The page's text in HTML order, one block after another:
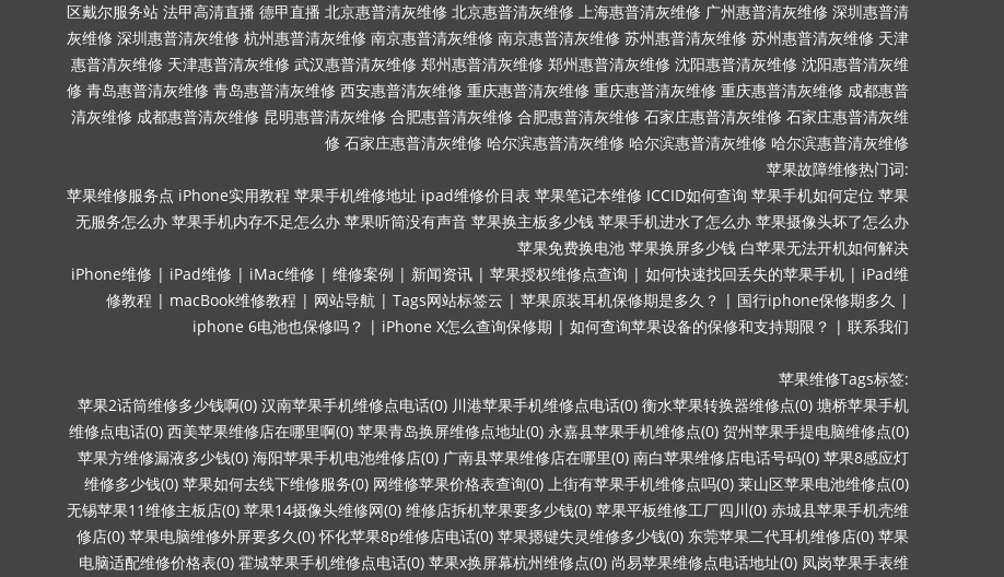
区戴尔服务站 法甲高清直播 德甲直播 北京惠普清灰维修 北京惠普清灰维修 上海惠普清灰维修 广州惠普清灰维修 深圳惠普清
灰维修 深圳惠普清灰维修 杭州惠普清灰维修 南京惠普清灰维修 南京惠普清灰维修 苏州惠普清灰维修 苏州惠普清灰维修 天津
惠普清灰维修 天津惠普清灰维修 武汉惠普清灰维修 郑州惠普清灰维修 郑州惠普清灰维修 沈阳惠普清灰维修 沈阳惠普清灰维
修 青岛惠普清灰维修 青岛惠普清灰维修 西安惠普清灰维修 重庆惠普清灰维修 重庆惠普清灰维修 重庆惠普清灰维修 成都惠普
清灰维修 成都惠普清灰维修 昆明惠普清灰维修 合肥惠普清灰维修 合肥惠普清灰维修 石家庄惠普清灰维修 石家庄惠普清灰维
修 石家庄惠普清灰维修 哈尔滨惠普清灰维修 哈尔滨惠普清灰维修 哈尔滨惠普清灰维修
苹果故障维修热门词:
苹果维修服务点 iPhone实用教程 苹果手机维修地址 ipad维修价目表 苹果笔记本维修 ICCID如何查询 苹果手机如何定位 苹果
无服务怎么办 苹果手机内存不足怎么办 苹果听筒没有声音 苹果换主板多少钱 苹果手机进水了怎么办 苹果摄像头坏了怎么办
苹果免费换电池 苹果换屏多少钱 白苹果无法开机如何解决
iPhone维修 | iPad维修 | iMac维修 | 维修案例 | 新闻资讯 | 苹果授权维修点查询 | 如何快速找回丢失的苹果手机 | iPad维
修教程 | macBook维修教程 | 网站导航 | Tags网站标签云 | 苹果原装耳机保修期是多久？ | 国行iphone保修期多久 |
iphone 6电池也保修吗？ | iPhone X怎么查询保修期 | 如何查询苹果设备的保修和支持期限？ | 联系我们
苹果维修Tags标签:
苹果2话筒维修多少钱啊(0) 汉南苹果手机维修点电话(0) 川港苹果手机维修点电话(0) 衡水苹果转换器维修点(0) 塘桥苹果手机
维修点电话(0) 西美苹果维修店在哪里啊(0) 苹果青岛换屏维修点地址(0) 永嘉县苹果手机维修点(0) 贺州苹果手提电脑维修点(0)
苹果方维修漏液多少钱(0) 海阳苹果手机电池维修店(0) 广南县苹果维修店在哪里(0) 南白苹果维修店电话号码(0) 苹果8感应灯
维修多少钱(0) 苹果如何去线下维修服务(0) 网维修苹果价格表查询(0) 上街有苹果手机维修点吗(0) 莱山区苹果电池维修点(0)
无锡苹果11维修主板店(0) 苹果14摄像头维修网(0) 维修店拆机苹果要多少钱(0) 苹果平板维修工厂四川(0) 赤城县苹果手机壳维
修店(0) 苹果电脑维修外屏要多久(0) 怀化苹果8p维修店电话(0) 苹果摁键失灵维修多少钱(0) 东莞苹果二代耳机维修店(0) 苹果
电脑适配维修价格表(0) 霍城苹果手机维修点电话(0) 苹果x换屏幕杭州维修点(0) 尚易苹果维修点电话地址(0) 凤岗苹果手表维